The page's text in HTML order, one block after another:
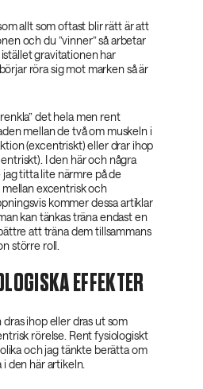
allt som oftast blir rätt är att
och du ”vinner” så arbetar
gravitationen har
röra sig mot marken så är
det hela men rent
mellan de två om muskeln i
(excentriskt) eller drar ihop
I den här och några
titta lite närmre på de
excentrisk och
kommer dessa artiklar
kan tänkas träna endast en
att träna dem tillsammans
större roll.
EFFEKTER
ihop eller dras ut som
rörelse. Rent fysiologiskt
och jag tänkte berätta om
i den här artikeln.